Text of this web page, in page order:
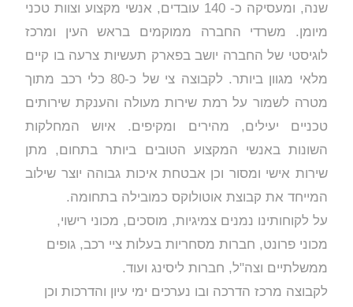
שנה, ומעסיקה כ- 140 עובדים, אנשי מקצוע וצוות טכני
מיומן. משרדי החברה ממוקמים בראש העין ומרכז
לוגיסטי של החברה יושב בפארק תעשיות צרעה בו קיים
מלאי מגוון ביותר. לקבוצה צי של כ-80 כלי רכב מתוך
מטרה לשמור על רמת שירות מעולה והענקת שירותים
טכניים יעילים, מהירים ומקיפים. איוש המחלקות
השונות באנשי המקצוע הטובים ביותר בתחום, מתן
שירות אישי ומסור וכן אבטחת איכות גבוהה יוצר שילוב
המייחד את קבוצת אוטולוקס כמובילה בתחומה.
על לקוחותינו נמנים צמיגיות, מוסכים, מכוני רישוי,
מכוני פרונט, חברות מסחריות בעלות ציי רכב, גופים
ממשלתיים וצה"ל, חברות ליסינג ועוד.
לקבוצה מרכז הדרכה ובו נערכים ימי עיון והדרכות וכן